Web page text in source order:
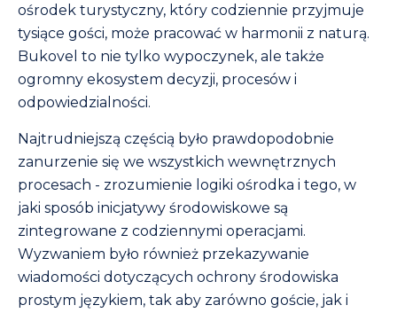
ośrodek turystyczny, który codziennie przyjmuje
tysiące gości, może pracować w harmonii z naturą.
Bukovel to nie tylko wypoczynek, ale także
ogromny ekosystem decyzji, procesów i
odpowiedzialności.
Najtrudniejszą częścią było prawdopodobnie
zanurzenie się we wszystkich wewnętrznych
procesach - zrozumienie logiki ośrodka i tego, w
jaki sposób inicjatywy środowiskowe są
zintegrowane z codziennymi operacjami.
Wyzwaniem było również przekazywanie
wiadomości dotyczących ochrony środowiska
prostym językiem, tak aby zarówno goście, jak i